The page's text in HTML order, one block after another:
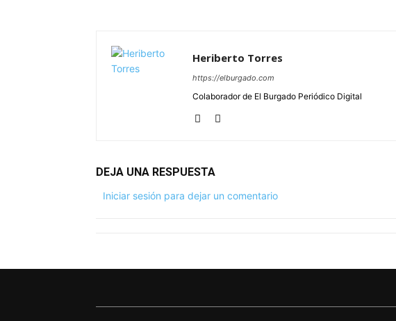
Heriberto Torres
https://elburgado.com
Colaborador de El Burgado Periódico Digital
DEJA UNA RESPUESTA
Iniciar sesión para dejar un comentario